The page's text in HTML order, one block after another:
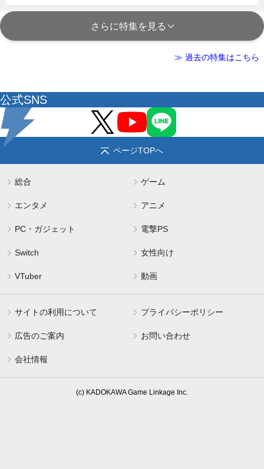
さらに特集を見る
≫ 過去の特集はこちら
公式SNS
ページTOPへ
総合 ゲーム
エンタメ アニメ
PC・ガジェット 電撃PS
Switch 女性向け
VTuber 動画
サイトの利用について プライバシーポリシー
広告のご案内 お問い合わせ
会社情報
(c) KADOKAWA Game Linkage Inc.